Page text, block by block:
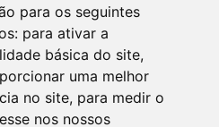
para os seguintes
para ativar a
básica do site,
uma melhor
no site, para medir o
nos nossos
98131-3801.
em horário comercial